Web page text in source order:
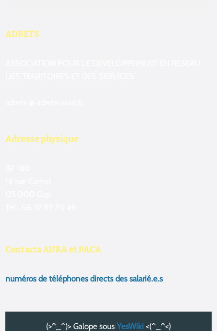
ADRETS
Adresse physique
Contacts AURA et PACA
numéros de téléphones directs des salarié.e.s
(>^_^)> Galope sous YesWiki <(^_^<)